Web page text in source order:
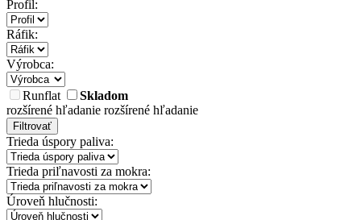
Profil:
Ráfik:
Výrobca:
Runflat
Skladom
rozšírené hľadanie rozšírené hľadanie
Filtrovať
Trieda úspory paliva:
Trieda priľnavosti za mokra:
Úroveň hlučnosti: